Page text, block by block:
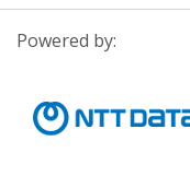
Powered by: